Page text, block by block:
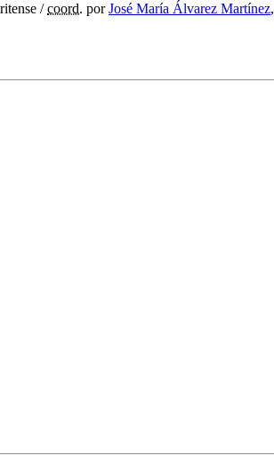
/coord. porJosé María Álvarez Martínez,